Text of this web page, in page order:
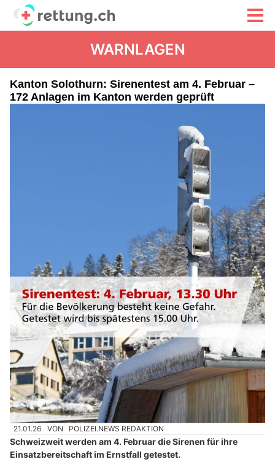
WARNLAGEN
Kanton Solothurn: Sirenentest am 4. Februar –
172 Anlagen im Kanton werden geprüft
21.01.26 VON POLIZEI.NEWS REDAKTION
Schweizweit werden am 4. Februar die Sirenen für ihre
Einsatzbereitschaft im Ernstfall getestet.